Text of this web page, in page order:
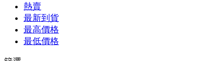
熱賣
最新到貨
最高價格
最低價格